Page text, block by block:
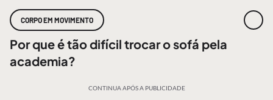
CORPO EM MOVIMENTO
Por que é tão difícil trocar o sofá pela
academia?
CONTINUA APÓS A PUBLICIDADE